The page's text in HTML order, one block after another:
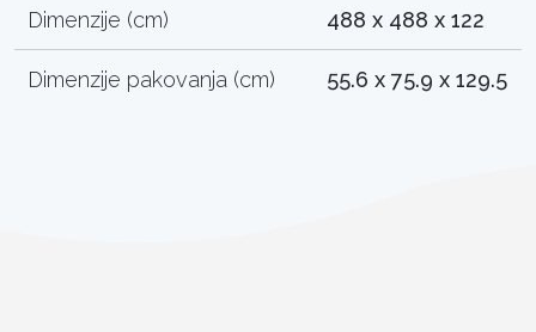
Dimenzije (cm) 488 x 488 x 122
Dimenzije pakovanja (cm) 55.6 x 75.9 x 129.5